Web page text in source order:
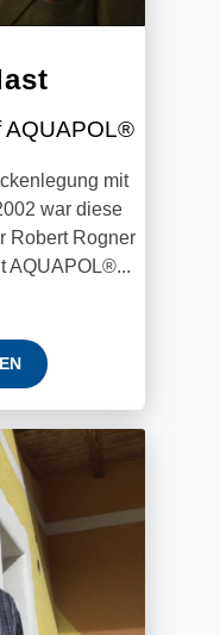
AQUAPOL®
mit
war diese
Robert Rogner
AQUAPOL®...